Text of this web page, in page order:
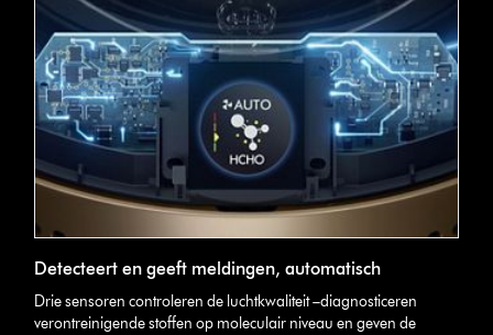
Detecteert en geeft meldingen, automatisch
Drie sensoren controleren de luchtkwaliteit –diagnosticeren
verontreinigende stoffen op moleculair niveau en geven de